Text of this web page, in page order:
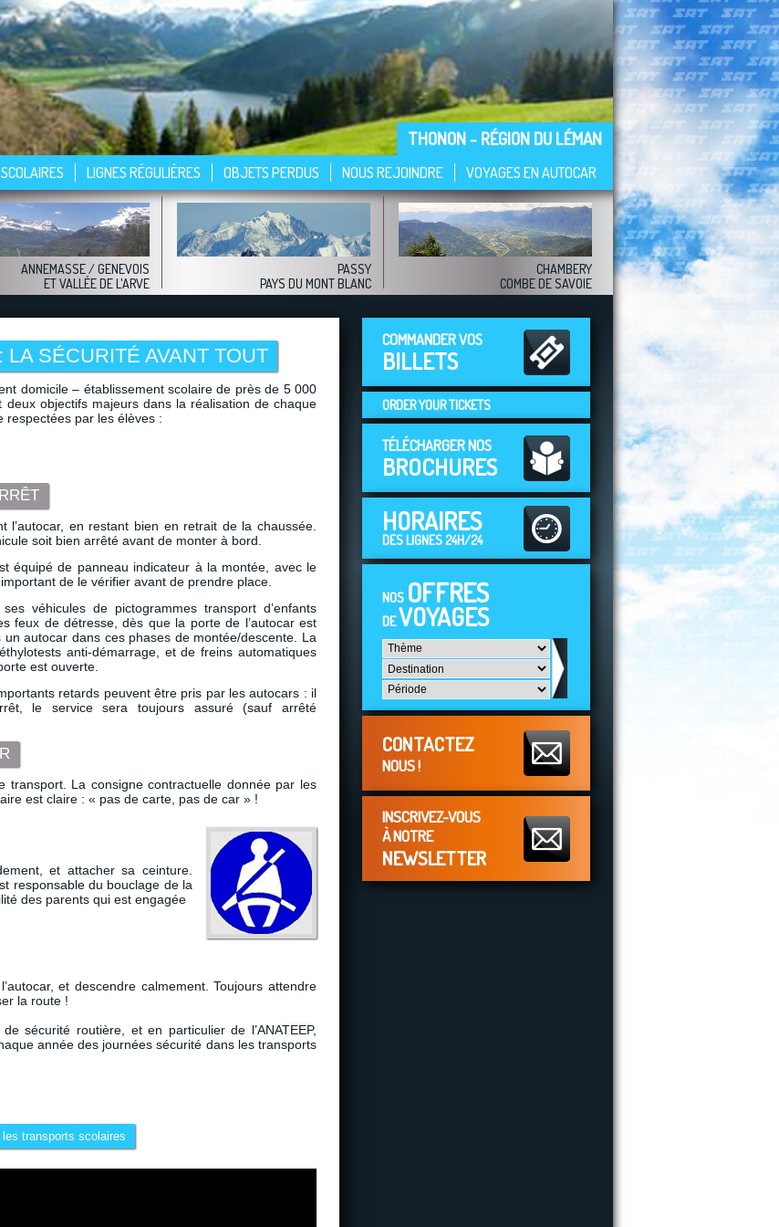
THONON - RÉGION DU LÉMAN
LIGNES RÉGULIÈRES OBJETS PERDUS NOUS REJOINDRE VOYAGES EN AUTOCAR
ANNEMASSE/ GENEVOIS
ET VALLÉE DE L'ARVE
PASSY
PAYS DU MONT BLANC
CHAMBERY
COMBE DE SAVOIE
SÉCURITÉ AVANT TOUT
domicile – établissement scolaire de près de 5 000
objectifs majeurs dans la réalisation de chaque
respectées par les élèves :
l’autocar, en restant bien en retrait de la chaussée.
soit bien arrêté avant de monter à bord.
équipé de panneau indicateur à la montée, avec le
de le vérifier avant de prendre place.
véhicules de pictogrammes transport d’enfants
feux de détresse, dès que la porte de l’autocar est
autocar dans ces phases de montée/descente. La
anti-démarrage, et de freins automatiques
est ouverte.
retards peuvent être pris par les autocars : il
le service sera toujours assuré (sauf arrêté
transport. La consigne contractuelle donnée par les
est claire : « pas de carte, pas de car » !
et attacher sa ceinture.
responsable du bouclage de la
des parents qui est engagée
et descendre calmement. Toujours attendre
la route !
sécurité routière, et en particulier de l’ANATEEP,
année des journées sécurité dans les transports
transports scolaires
COMMANDER VOS
BILLETS
ORDER YOUR TICKETS
TÉLÉCHARGER NOS
BROCHURES
HORAIRES
DES LIGNES 24H/24
NOS OFFRES
DEVOYAGES
CONTACTEZ
NOUS !
INSCRIVEZ-VOUS
À NOTRE
NEWSLETTER